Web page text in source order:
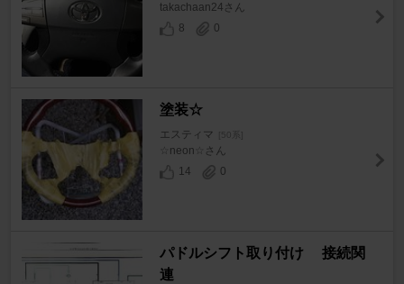
takachaan24さん
8
0
塗装☆
エスティマ [50系]
☆neon☆さん
14
0
パドルシフト取り付け 接続関
連